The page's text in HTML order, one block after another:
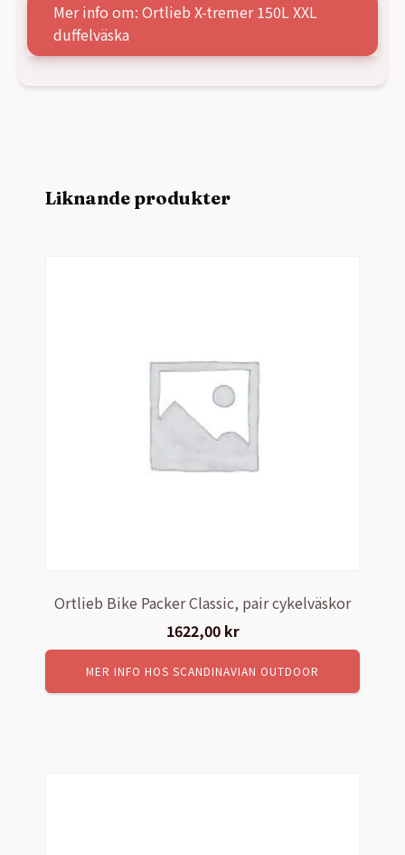
Mer info om: Ortlieb X-tremer 150L XXL
duffelväska
Liknande produkter
Ortlieb Bike Packer Classic, pair cykelväskor
1622,00 kr
MER INFO HOS SCANDINAVIAN OUTDOOR